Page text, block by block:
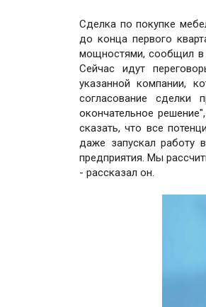
Сделка по покупке
до конца первого
мощностями, сообщил в
Сейчас идут
указанной компании,
согласование сделки
окончательное
сказать, что все
даже запускал работу
предприятия. Мы
- рассказал он.